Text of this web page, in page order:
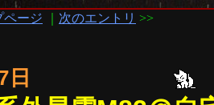
ページ 次のエントリ >>
日